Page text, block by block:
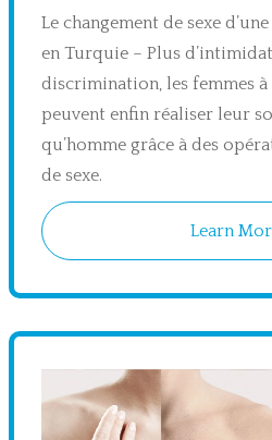
Le changement de sexe
en Turquie – Plus
discrimination, les femmes
peuvent enfin réaliser leur
qu’homme grâce à des
de sexe.
Learn